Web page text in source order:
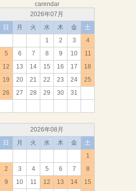
carendar
2026年07月
日
月 火 水 木 金
土
1
2 3
4
5
6 7 8 9 10
11
12
13 14 15 16 17
18
19
20 21 22 23 24
25
26
27 28 29 30 31
2026年08月
日
月 火 水 木 金
土
1
2
3 4 5 6 7
8
9
10 11 12 13 14
15